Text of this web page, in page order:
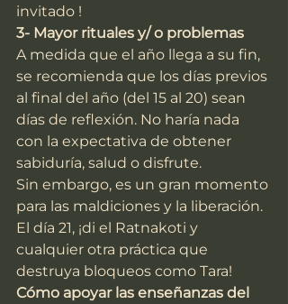
invitado !
3- Mayor rituales y/ o problemas
A medida que el año llega a su fin,
se recomienda que los días previos
al final del año (del 15 al 20) sean
días de reflexión. No haría nada
con la expectativa de obtener
sabiduría, salud o disfrute.
Sin embargo, es un gran momento
para las maldiciones y la liberación.
El día 21, ¡di el Ratnakoti y
cualquier otra práctica que
destruya bloqueos como Tara!
Cómo apoyar las enseñanzas del